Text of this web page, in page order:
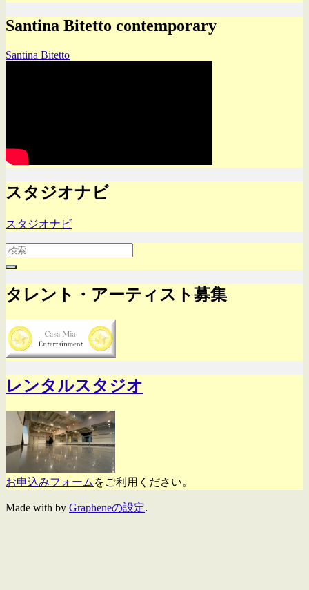
Santina Bitetto contemporary
Santina Bitetto
スタジオナビ
スタジオナビ
Search
for:
タレント・アーティスト募集
レンタルスタジオ
お申込みフォーム をご利用ください。
Made with by Grapheneの設定.